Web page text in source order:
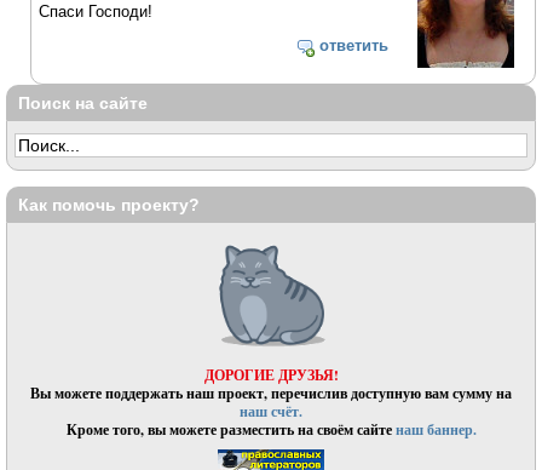
Спаси Господи!
ответить
Поиск на сайте
Как помочь проекту?
ДОРОГИЕ ДРУЗЬЯ!
Вы можете поддержать наш проект, перечислив доступную вам сумму на
наш счёт.
Кроме того, вы можете разместить на своём сайтенаш баннер.